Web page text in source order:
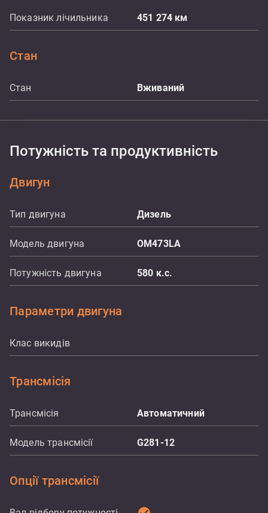
Показник лічильника 451 274 км
Стан
Стан Вживаний
Потужність та продуктивність
Двигун
Тип двигуна Дизель
Модель двигуна OM473LA
Потужність двигуна 580 к.с.
Параметри двигуна
Клас викидів
Трансмісія
Трансмісія Автоматичний
Модель трансмісії G281-12
Опції трансмісії